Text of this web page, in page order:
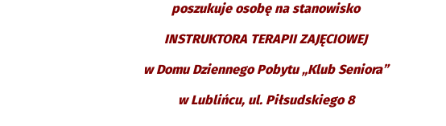
poszukuje osobę na stanowisko
INSTRUKTORA TERAPII ZAJĘCIOWEJ
w Domu Dziennego Pobytu „Klub Seniora”
w Lublińcu, ul. Piłsudskiego 8